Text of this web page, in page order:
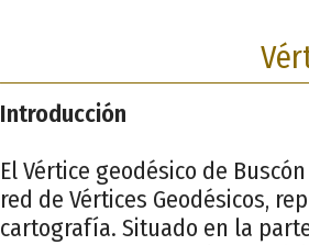
Introducción
El Vértice geodésico de
red de Vértices Geodésicos,
cartografía. Situado en la